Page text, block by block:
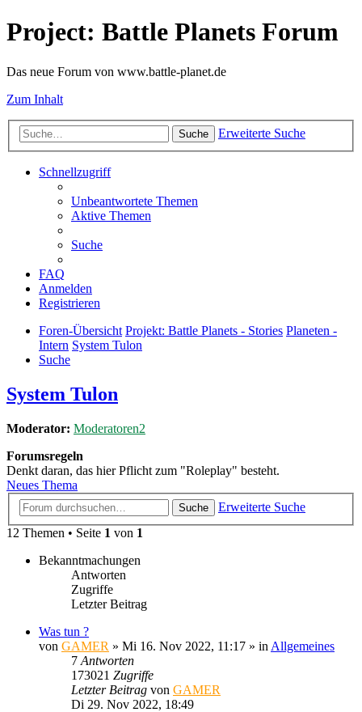
Project: Battle Planets Forum
Das neue Forum von www.battle-planet.de
Zum Inhalt
Suche Erweiterte Suche
Schnellzugriff
Unbeantwortete Themen
Aktive Themen
Suche
FAQ
Anmelden
Registrieren
Foren-Übersicht Projekt: Battle Planets - Stories Planeten -
Intern System Tulon
Suche
System Tulon
Moderator: Moderatoren2
Forumsregeln
Denkt daran, das hier Pflicht zum "Roleplay" besteht.
Neues Thema
Suche
Erweiterte Suche
12 Themen • Seite 1 von 1
Bekanntmachungen
Antworten
Zugriffe
Letzter Beitrag
Was tun ?
von GAMER » Mi 16. Nov 2022, 11:17 » in Allgemeines
7 Antworten
173021 Zugriffe
Letzter Beitrag von GAMER
Di 29. Nov 2022, 18:49